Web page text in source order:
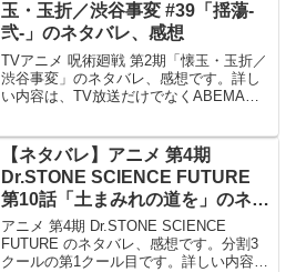
玉・玉折／渋谷事変 #39「揺蕩-
弐-」のネタバレ、感想
TVアニメ 呪術廻戦 第2期「懐玉・玉折／
渋谷事変」のネタバレ、感想です。詳し
い内容は、TV放送だけでなくABEMA等
弐-」伏黒の領域外への脱出という作戦
は、暴走状...
【ネタバレ】アニメ 第4期
Dr.STONE SCIENCE FUTURE
第10話「土まみれの道を」のネタ
バレ、感想
アニメ 第4期 Dr.STONE SCIENCE
FUTURE のネタバレ、感想です。分割3
クールの第1クール目です。詳しい内容